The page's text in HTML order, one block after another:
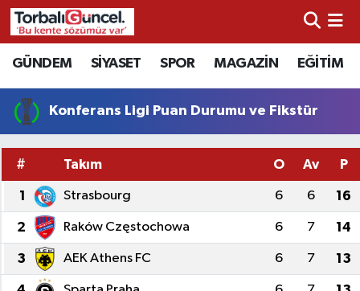
GÜNDEM SİYASET SPOR MAGAZİN EĞİTİM
Konferans Ligi Puan Durumu ve Fikstür
# Takım O Av P
1 Strasbourg 6 6 16
2 Raków Częstochowa 6 7 14
3 AEK Athens FC 6 7 13
İzmir Nöbetçi Eczaneler
İzmir Trafik Yoğunluk Haritası
Süper Lig Puan Durumu ve Fikstür
Tüm Manşetler